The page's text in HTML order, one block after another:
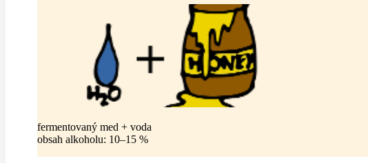
fermentovaný med + voda
obsah alkoholu: 10–15 %